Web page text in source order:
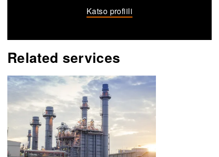
Katso profiili
Related services